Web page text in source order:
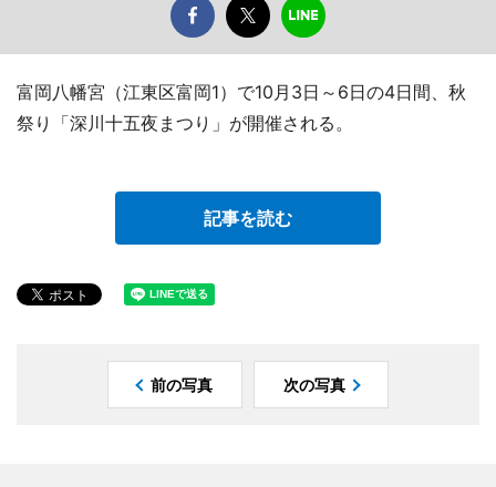
富岡八幡宮（江東区富岡1）で10月3日～6日の4日間、秋
祭り「深川十五夜まつり」が開催される。
記事を読む
前の写真 次の写真